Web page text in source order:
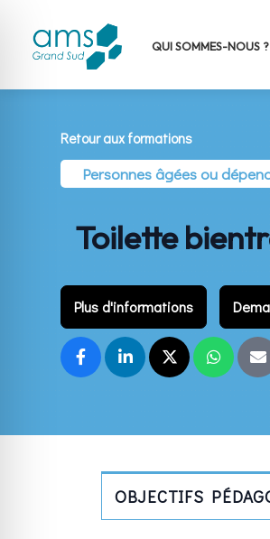
QUI SOMMES-NOUS ?
Retour aux formations
Personnes âgées ou
Toilette
Plus d'informations
OBJECTIFS